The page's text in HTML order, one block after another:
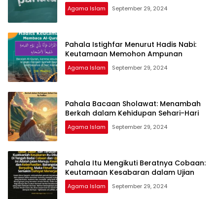
Agama Islam September 29, 2024
Pahala Istighfar Menurut Hadis Nabi:
Keutamaan Memohon Ampunan
Agama Islam September 29, 2024
Pahala Bacaan Sholawat: Menambah
Berkah dalam Kehidupan Sehari-Hari
Agama Islam September 29, 2024
Pahala Itu Mengikuti Beratnya Cobaan:
Keutamaan Kesabaran dalam Ujian
Agama Islam September 29, 2024